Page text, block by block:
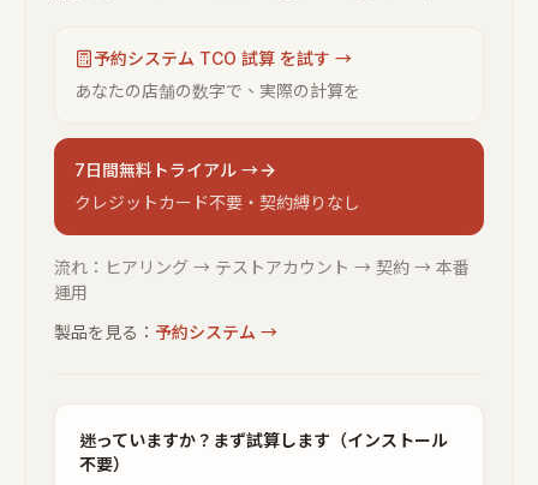
予約システム TCO 試算 を試す →
あなたの店舗の数字で、実際の計算を
7日間無料トライアル →
クレジットカード不要・契約縛りなし
流れ：ヒアリング → テストアカウント → 契約 → 本番
運用
製品を見る： 予約システム →
迷っていますか？まず試算します（インストール
不要）